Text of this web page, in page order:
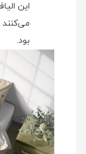
این
می‌کنند
بود.